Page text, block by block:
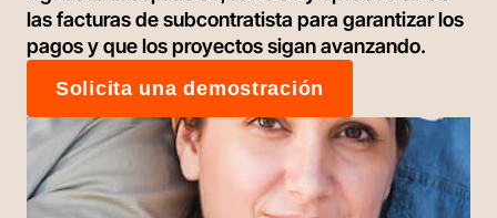
las facturas de subcontratista para garantizar los
pagos y que los proyectos sigan avanzando.
Solicita una demostración